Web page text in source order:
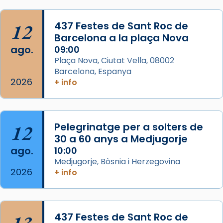
Acompanyant la història de sant Cugat, a
partir de l’Edat Mitjana sorgeix la tradició
que les santes Juliana (“relatiu a Júlia”) i
Semproniana (“relatiu a Semprònia =
eterna”) són deixebles seves. I l’any 1667, el
frare Joan Gaspar Roig, afirma en una obra
que les santes són filles de l’antiga Iluro.
Mataró en reivindicarà les relíq
Foto
View on Facebook ·
12
ago.
2026
437 Festes de Sant Roc de
Barcelona a la plaça Nova
09:00
Plaça Nova, Ciutat Vella, 08002
Barcelona, Espanya
+ info
12
ago.
2026
Pelegrinatge per a solters de
30 a 60 anys a Medjugorje
10:00
Medjugorje, Bòsnia i Herzegovina
+ info
437 Festes de Sant Roc de